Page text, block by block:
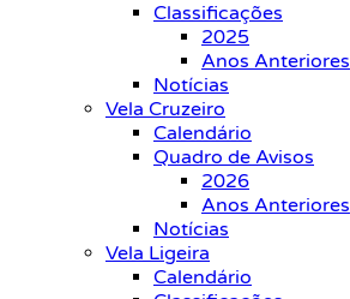
Classificações
2025
Anos Anteriores
Notícias
Vela Cruzeiro
Calendário
Quadro de Avisos
2026
Anos Anteriores
Notícias
Vela Ligeira
Calendário